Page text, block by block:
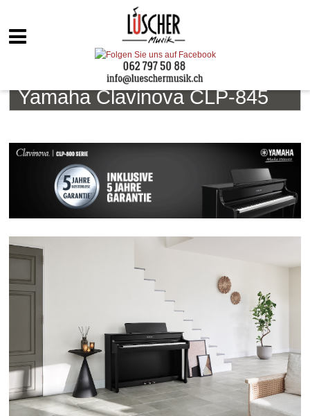
Yamaha Clavinova CLP-845